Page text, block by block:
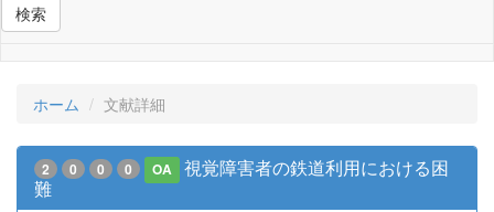
検索
ホーム 文献詳細
2 0 0 0 OA
視覚障害者の鉄道利用における困
難